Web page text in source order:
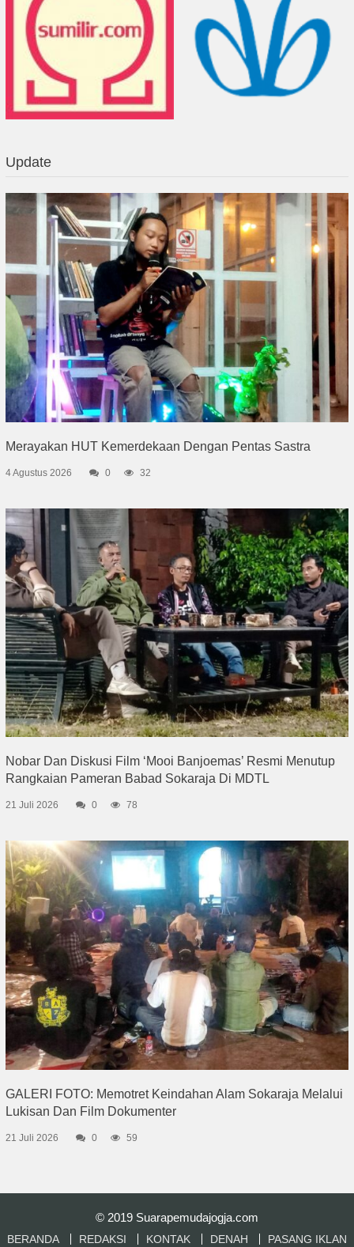
Update
Merayakan HUT Kemerdekaan Dengan Pentas Sastra
4 Agustus 2026 0 32
Nobar Dan Diskusi Film ‘Mooi Banjoemas’ Resmi Menutup
Rangkaian Pameran Babad Sokaraja Di MDTL
21 Juli 2026 0 78
GALERI FOTO: Memotret Keindahan Alam Sokaraja Melalui
Lukisan Dan Film Dokumenter
21 Juli 2026 0 59
© 2019 Suarapemudajogja.com
BERANDA REDAKSI KONTAK DENAH PASANG IKLAN